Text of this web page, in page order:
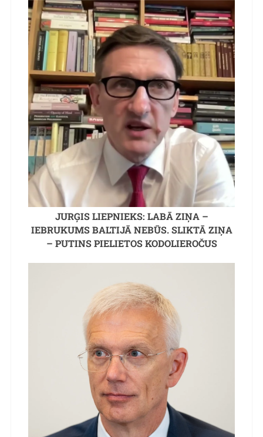
JURĢIS LIEPNIEKS: LABĀ ZIŅA –
IEBRUKUMS BALTIJĀ NEBŪS. SLIKTĀ ZIŅA
– PUTINS PIELIETOS KODOLIEROČUS